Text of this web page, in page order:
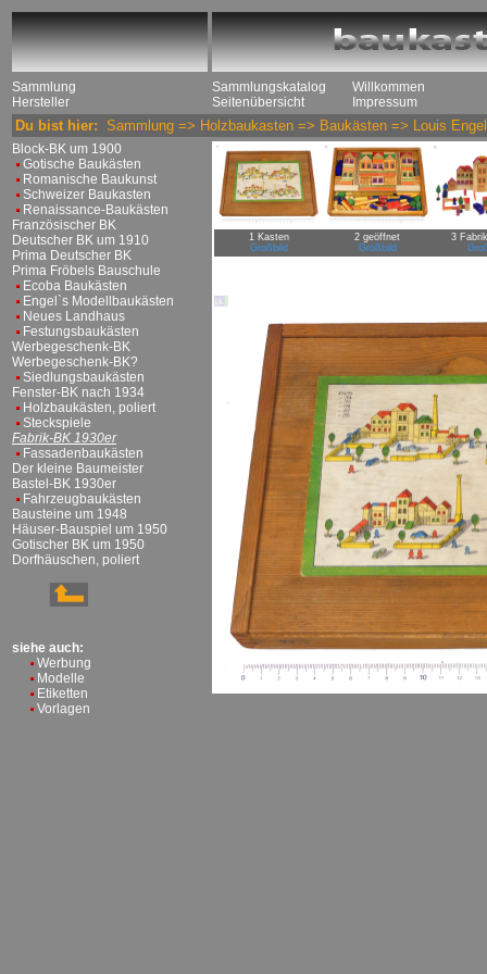
Sammlung
Hersteller
Sammlungskatalog
Seitenübersicht
Willkommen
Impressum
Du bist hier: Sammlung => Holzbaukasten => Baukästen => Louis
Block-BK um 1900
Gotische Baukästen
Romanische Baukunst
Schweizer Baukasten
Renaissance-Baukästen
Französischer BK
Deutscher BK um 1910
Prima Deutscher BK
Prima Fröbels Bauschule
Ecoba Baukästen
Engel`s Modellbaukästen
Neues Landhaus
Festungsbaukästen
Werbegeschenk-BK
Werbegeschenk-BK?
Siedlungsbaukästen
Fenster-BK nach 1934
Holzbaukästen, poliert
Steckspiele
Fabrik-BK 1930er
Fassadenbaukästen
Der kleine Baumeister
Bastel-BK 1930er
Fahrzeugbaukästen
Bausteine um 1948
Häuser-Bauspiel um 1950
Gotischer BK um 1950
Dorfhäuschen, poliert
siehe auch:
Werbung
Modelle
Etiketten
Vorlagen
1 Kasten
Großbild
2 geöffnet
Großbild
3